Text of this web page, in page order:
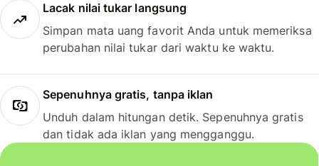
Lacak nilai tukar langsung
Simpan mata uang favorit Anda untuk memeriksa
perubahan nilai tukar dari waktu ke waktu.
Sepenuhnya gratis, tanpa iklan
Unduh dalam hitungan detik. Sepenuhnya gratis
dan tidak ada iklan yang mengganggu.